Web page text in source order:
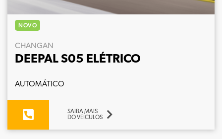
NOVO
CHANGAN
DEEPAL S05 ELÉTRICO
AUTOMÁTICO
SAIBA MAIS
DO VEÍCULOS